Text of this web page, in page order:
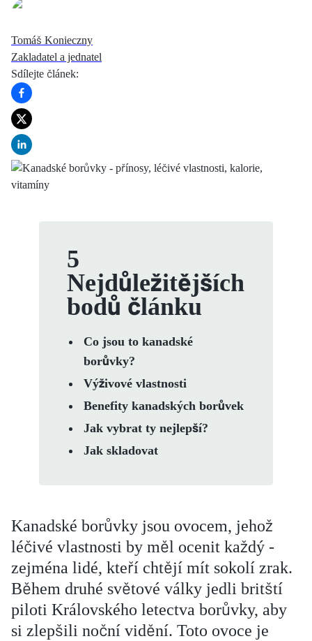
Tomáš Konieczny
Zakladatel a jednatel
Sdílejte článek:
5
Nejdůležitějších
bodů článku
Co jsou to kanadské
borůvky?
Výživové vlastnosti
Benefity kanadských borůvek
Jak vybrat ty nejlepší?
Jak skladovat
Kanadské borůvky jsou ovocem, jehož
léčivé vlastnosti by měl ocenit každý -
zejména lidé, kteří chtějí mít sokolí zrak.
Během druhé světové války jedli britští
piloti Královského letectva borůvky, aby
si zlepšili noční vidění. Toto ovoce je